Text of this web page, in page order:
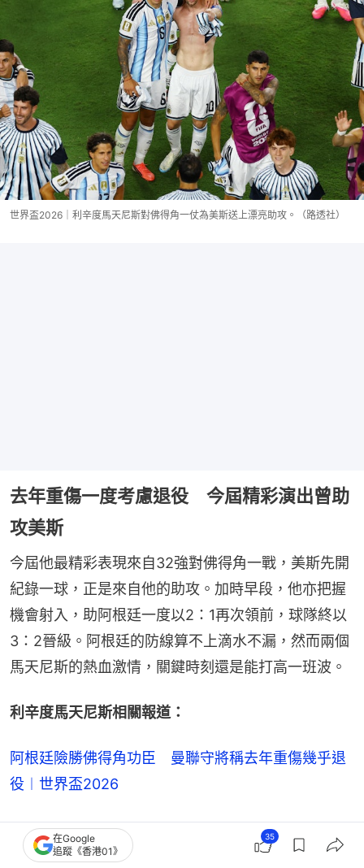
世界盃2026｜利辛度馬天尼斯對佛得角一仗為美斯送上漂亮助攻。（路透社）
去年重傷一度考慮退役 今屆精彩演出曾助
攻美斯
今屆他最精彩表現來自32強對佛得角一戰，美斯先開
紀錄一球，正是來自他的助攻。加時早段，他亦把握
機會射入，助阿根廷一度以2：1再次領前，球隊終以
3：2晉級。阿根廷的防線算不上滴水不漏，然而兩個
馬天尼斯的熱血激情，關鍵時刻還是能打高一班波。
利辛度馬天尼斯相關報道：
阿根廷險勝佛得角功臣 曼聯守將稱去年重傷幾乎退
役︱世界盃2026
拿達路馬天尼斯：重要關頭能把握機會的頂
在Google
追蹤《香港01》
35